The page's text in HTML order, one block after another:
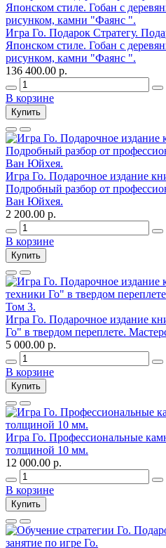
Игра Го. Подарок Стратегу.
Японском стиле. Гобан c
рисунком, камни "Фаянс ".
136 400.00 р.
В корзине
Купить
Игра Го. Подарочное издание
Подробный разбор от
Ван Юйхея.
2 200.00 р.
В корзине
Купить
Игра Го. Подарочное издание
Го" в твердом переплете.
5 000.00 р.
В корзине
Купить
Игра Го. Профессиональные
толщиной 10 мм.
12 000.00 р.
В корзине
Купить